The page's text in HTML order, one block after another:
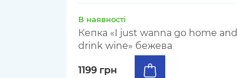
В наявності
Кепка «I just wanna go home and
drink wine» бежева
1199 грн